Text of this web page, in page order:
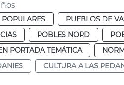
POPULARES PUEBLOS DE
POBLES NORD
PORTADA TEMÁTICA
CULTURA A LAS